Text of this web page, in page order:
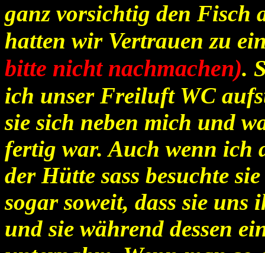
ganz vorsichtig den Fisch
hatten wir Vertrauen zu
bitte nicht nachmachen).
ich unser Freiluft WC
sie sich neben mich und
fertig war. Auch wenn ich
der Hütte sass besuchte
sogar soweit, dass sie
und sie während dessen